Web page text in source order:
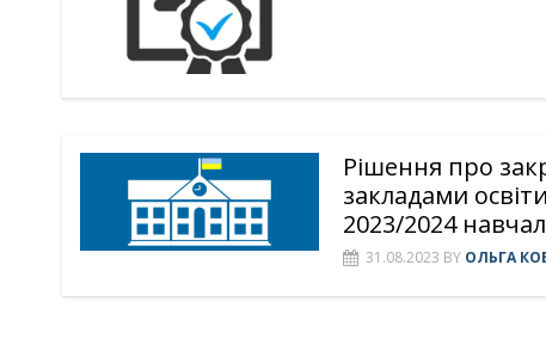
Рішення про
закладами
2023/2024
31.08.2023 BY ОЛЬГА